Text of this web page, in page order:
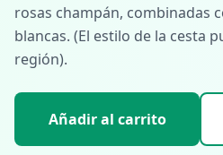
rosas champán, combinadas
blancas. (El estilo de la cesta
región).
Añadir al carrito